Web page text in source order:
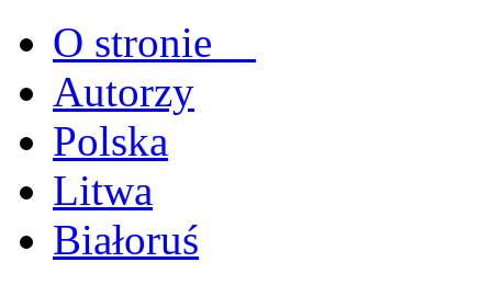
O stronie
Autorzy
Polska
Litwa
Białoruś